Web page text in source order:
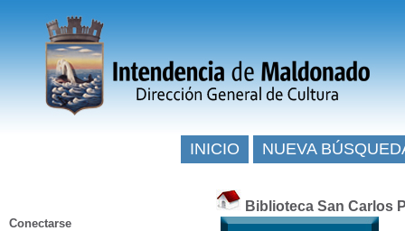
Biblioteca San Carlos
INICIO NUEVA
Conectarse